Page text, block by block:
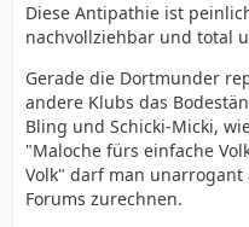
Diese Antipathie ist
nachvollziehbar und total
Gerade die Dortmunder
andere Klubs das
Bling und Schicki-Micki,
"Maloche fürs einfache
Volk" darf man unarrogant
Forums zurechnen.